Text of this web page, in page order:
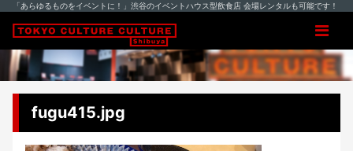
「あらゆるものをイベントに！」渋谷のイベントハウス型飲食店 会場レンタルも可能です！
fugu415.jpg